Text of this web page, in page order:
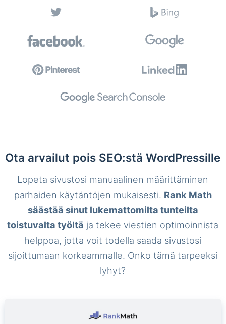
Ota arvailut pois SEO:stä WordPressille
Lopeta sivustosi manuaalinen määrittäminen
parhaiden käytäntöjen mukaisesti. Rank Math
säästää sinut lukemattomilta tunteilta
toistuvalta työltä ja tekee viestien optimoinnista
helppoa, jotta voit todella saada sivustosi
sijoittumaan korkeammalle. Onko tämä tarpeeksi
lyhyt?